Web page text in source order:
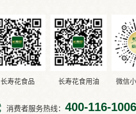
长寿花食品 长寿花食用油 微信
消费者服务热线：400-116-1006